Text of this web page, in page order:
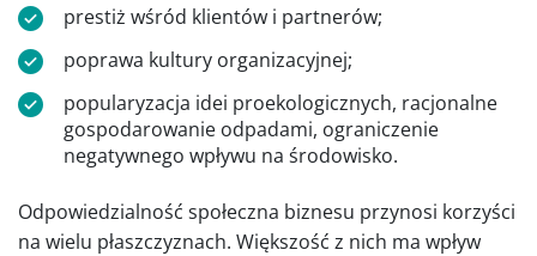
prestiż wśród klientów i partnerów;
poprawa kultury organizacyjnej;
popularyzacja idei proekologicznych, racjonalne
gospodarowanie odpadami, ograniczenie
negatywnego wpływu na środowisko.
Odpowiedzialność społeczna biznesu przynosi korzyści
na wielu płaszczyznach. Większość z nich ma wpływ